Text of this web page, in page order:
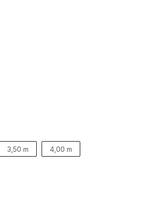
3,50 m 4,00 m